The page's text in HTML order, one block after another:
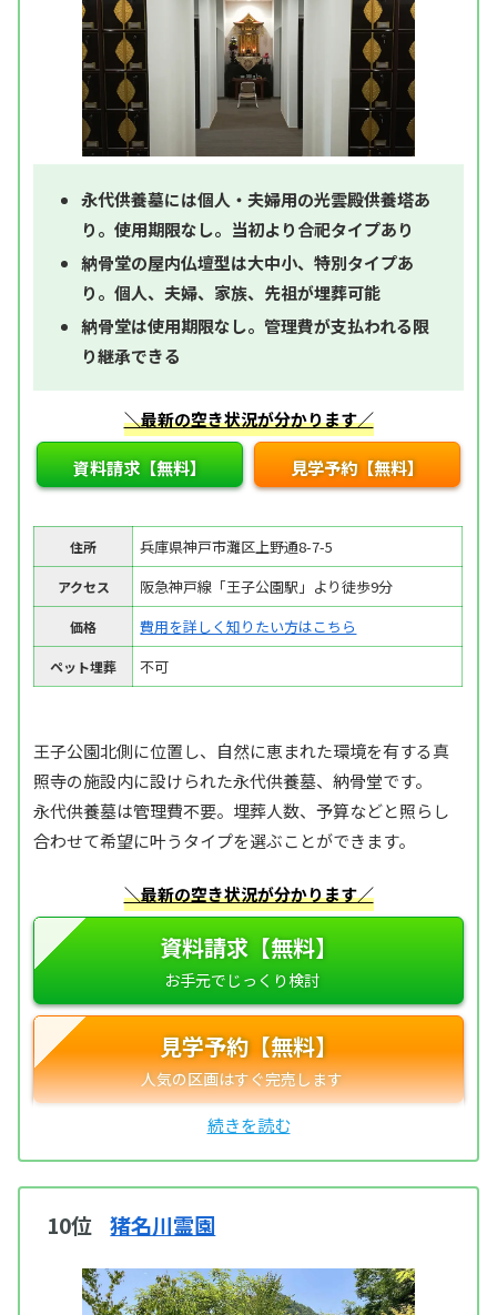
永代供養墓には個人・夫婦用の光雲殿供養塔あ
り。使用期限なし。当初より合祀タイプあり
納骨堂の屋内仏壇型は大中小、特別タイプあ
り。個人、夫婦、家族、先祖が埋葬可能
納骨堂は使用期限なし。管理費が支払われる限
り継承できる
＼最新の空き状況が分かります／
資料請求【無料】 見学予約【無料】
住所 兵庫県神戸市灘区上野通8-7-5
アクセス 阪急神戸線「王子公園駅」より徒歩9分
価格 費用を詳しく知りたい方はこちら
ペット埋葬 不可
王子公園北側に位置し、自然に恵まれた環境を有する真
照寺の施設内に設けられた永代供養墓、納骨堂です。
永代供養墓は管理費不要。埋葬人数、予算などと照らし
合わせて希望に叶うタイプを選ぶことができます。
＼最新の空き状況が分かります／
資料請求【無料】
見学予約【無料】
10位 猪名川霊園